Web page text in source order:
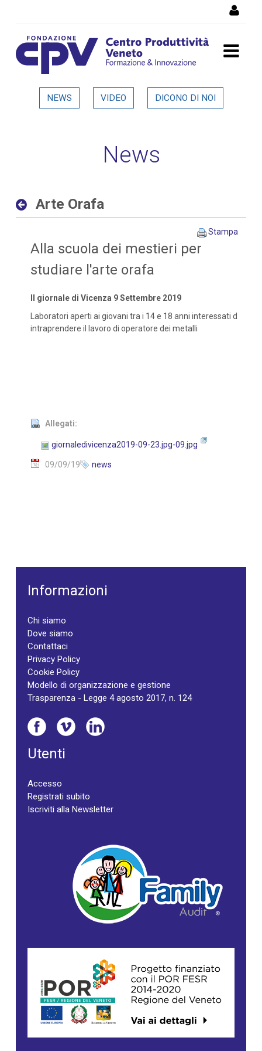
Arte Orafa - Dettaglio in
NEWS VIDEO DICONO DI NOI
News
Arte Orafa
Stampa
Alla scuola dei mestieri per
studiare l'arte orafa
Il giornale di Vicenza 9 Settembre 2019
Laboratori aperti ai giovani tra i 14 e 18 anni interessati d
intraprendere il lavoro di operatore dei metalli
Allegati:
giornaledivicenza2019-09-23.jpg-09.jpg
09/09/19 news
Informazioni
Chi siamo
Dove siamo
Contattaci
Privacy Policy
Cookie Policy
Modello di organizzazione e gestione
Trasparenza - Legge 4 agosto 2017, n. 124
Utenti
Accesso
Registrati subito
Iscriviti alla Newsletter